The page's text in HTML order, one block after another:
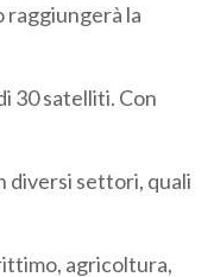
raggiungerà la
30 satelliti. Con
diversi settori, quali
agricoltura,